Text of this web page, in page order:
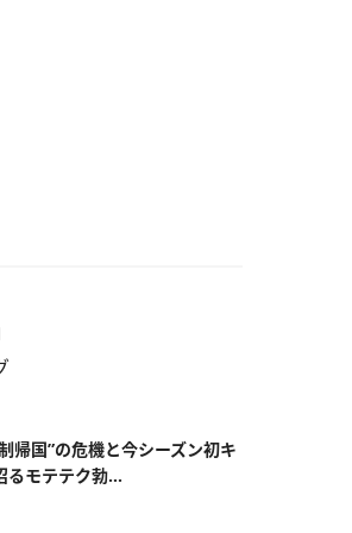
帰国”の危機と今シーズン初キ
モテテク勃...